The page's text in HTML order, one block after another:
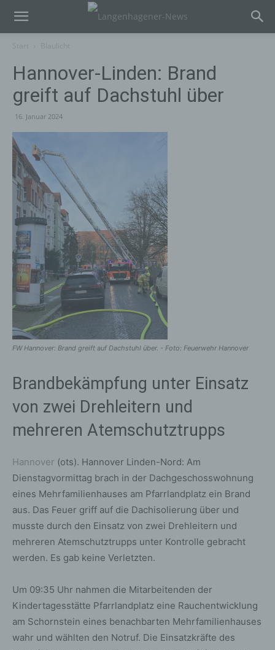
Hannover-Linden: Brand
greift auf Dachstuhl über
16. Januar 2024
FW Hannover: Brand greift auf Dachstuhl über. - Foto: Feuerwehr Hannover
Brandbekämpfung unter Einsatz
von zwei Drehleitern und
mehreren Atemschutztrupps
Hannover (ots). Hannover Linden-Nord: Am
Dienstagvormittag brach in der Dachgeschosswohnung
eines Mehrfamilienhauses am Pfarrlandplatz ein Brand
aus. Das Feuer griff auf die Dachisolierung über und
musste durch den Einsatz von zwei Drehleitern und
mehreren Atemschutztrupps unter Kontrolle gebracht
werden. Es gab keine Verletzten.
Um 09:35 Uhr nahmen die Mitarbeitenden der
Kindertagesstätte Pfarrlandplatz eine Rauchentwicklung
am Schornstein eines benachbarten Mehrfamilienhauses
wahr und wählten den Notruf. Die Einsatzkräfte des